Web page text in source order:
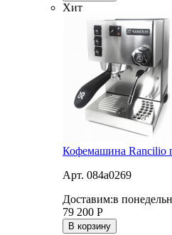
Хит
Кофемашина Rancilio
Арт. 084a0269
Доставим:в
79 200 Р
В корзину